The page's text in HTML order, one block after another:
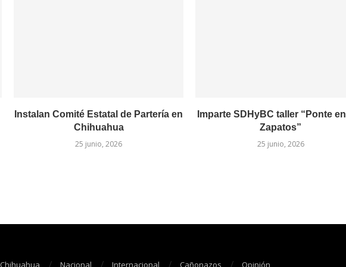
Instalan Comité Estatal de Partería en
Chihuahua
25 junio, 2026
Imparte SDHyBC taller “Ponte
Zapatos”
25 junio, 2026
Chihuahua Nacional Internacional Cañonazos Opinión